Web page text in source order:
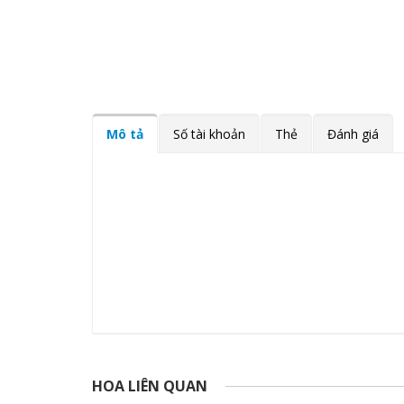
Mô tả Số tài khoản Thẻ Đánh giá
HOA LIÊN QUAN